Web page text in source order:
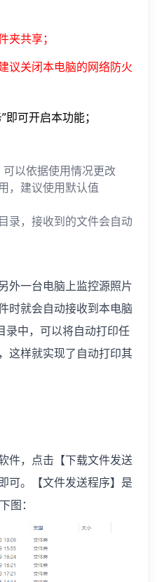
夹共享；
议关闭本电脑的网络防火
可开启本功能；
可以依据使用情况更改
，建议使用默认值
录，接收到的文件会自动
外一台电脑上监控源照片
时就会自动接收到本电脑
录中，可以将自动打印任
这样就实现了自动打印其
件，点击【下载文件发送
可。【文件发送程序】是
图：